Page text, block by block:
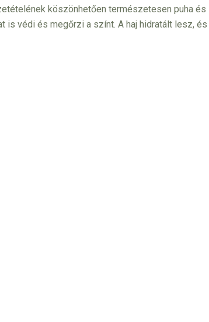
köszönhetően természetesen puha és
is védi és megőrzi a színt. A haj hidratált lesz, és